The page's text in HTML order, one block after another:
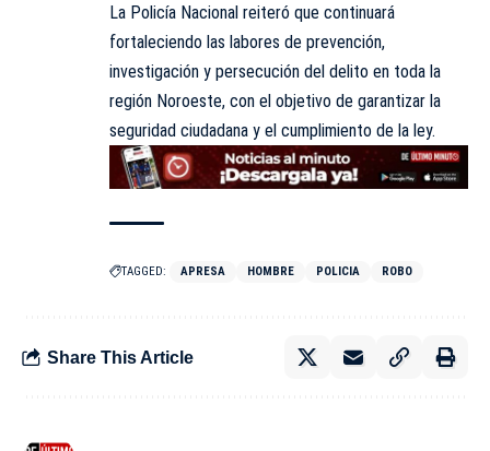
La Policía Nacional reiteró que continuará
fortaleciendo las labores de prevención,
investigación y persecución del delito en toda la
región Noroeste, con el objetivo de garantizar la
seguridad ciudadana y el cumplimiento de la ley.
TAGGED: APRESA HOMBRE POLICIA ROBO
Share This Article